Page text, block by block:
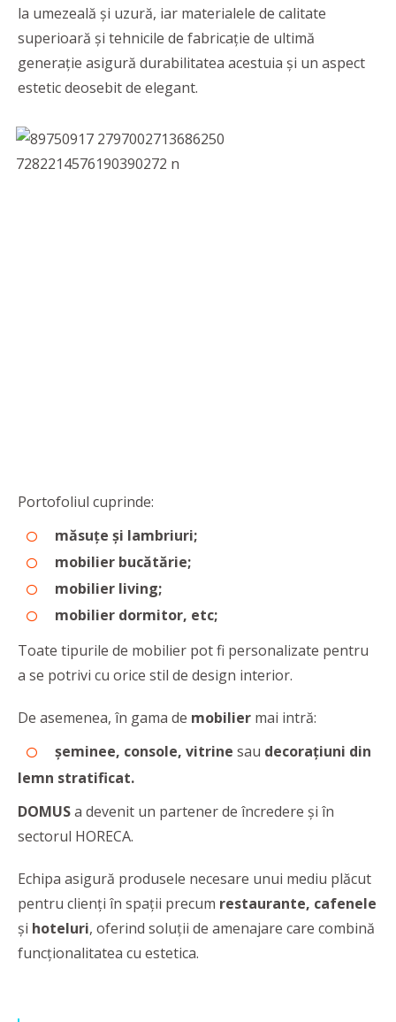
la umezeală și uzură, iar materialele de calitate
superioară și tehnicile de fabricație de ultimă
generație asigură durabilitatea acestuia și un aspect
estetic deosebit de elegant.
Portofoliul cuprinde:
măsuțe și lambriuri;
mobilier bucătărie;
mobilier living;
mobilier dormitor, etc;
Toate tipurile de mobilier pot fi personalizate pentru
a se potrivi cu orice stil de design interior.
De asemenea, în gama de mobilier mai intră:
șeminee, console, vitrine sau decorațiuni din
lemn stratificat.
DOMUSa devenit un partener de încredere și în
sectorul HORECA.
Echipa asigură produsele necesare unui mediu plăcut
pentru clienți în spații precum restaurante, cafenele
și hoteluri, oferind soluții de amenajare care combină
funcționalitatea cu estetica.